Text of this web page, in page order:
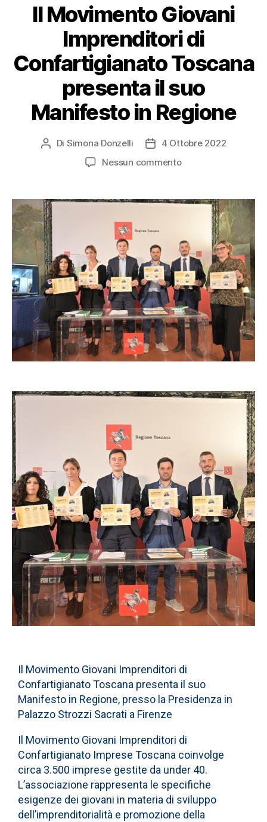
Il Movimento Giovani
Imprenditori di
Confartigianato Toscana
presenta il suo
Manifesto in Regione
Di Simona Donzelli
4 Ottobre 2022
Nessun commento
Il Movimento Giovani Imprenditori di
Confartigianato Toscana presenta il suo
Manifesto in Regione, presso la Presidenza in
Palazzo Strozzi Sacrati a Firenze
Il Movimento Giovani Imprenditori di
Confartigianato Imprese Toscana coinvolge
circa 3.500 imprese gestite da under 40.
L’associazione rappresenta le specifiche
esigenze dei giovani in materia di sviluppo
dell’imprenditorialità e promozione della